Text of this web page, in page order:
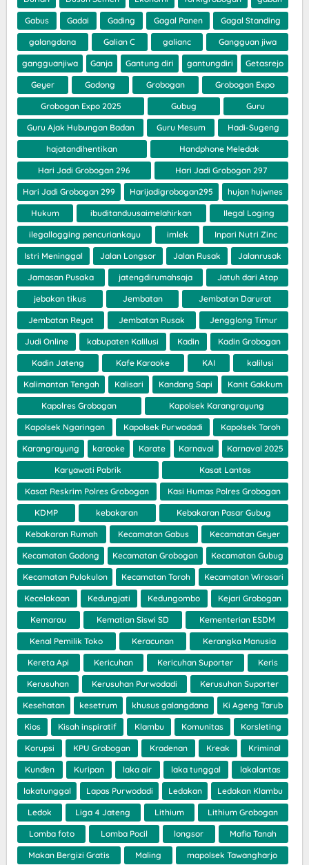
Gabus Gadai Gading Gagal Panen Gagal Standing
galangdana Galian C galianc Gangguan jiwa
gangguanjiwa Ganja Gantung diri gantungdiri Getasrejo
Geyer Godong Grobogan Grobogan Expo
Grobogan Expo 2025 Gubug Guru
Guru Ajak Hubungan Badan Guru Mesum Hadi-Sugeng
hajatandihentikan Handphone Meledak
Hari Jadi Grobogan 296 Hari Jadi Grobogan 297
Hari Jadi Grobogan 299 Harijadigrobogan295 hujan hujwnes
Hukum ibuditanduusaimelahirkan Ilegal Loging
ilegallogging pencuriankayu imlek Inpari Nutri Zinc
Istri Meninggal Jalan Longsor Jalan Rusak Jalanrusak
Jamasan Pusaka jatengdirumahsaja Jatuh dari Atap
jebakan tikus Jembatan Jembatan Darurat
Jembatan Reyot Jembatan Rusak Jengglong Timur
Judi Online kabupaten Kalilusi Kadin Kadin Grobogan
Kadin Jateng Kafe Karaoke KAI kalilusi
Kalimantan Tengah Kalisari Kandang Sapi Kanit Gakkum
Kapolres Grobogan Kapolsek Karangrayung
Kapolsek Ngaringan Kapolsek Purwodadi Kapolsek Toroh
Karangrayung karaoke Karate Karnaval Karnaval 2025
Karyawati Pabrik Kasat Lantas
Kasat Reskrim Polres Grobogan Kasi Humas Polres Grobogan
KDMP kebakaran Kebakaran Pasar Gubug
Kebakaran Rumah Kecamatan Gabus Kecamatan Geyer
Kecamatan Godong Kecamatan Grobogan Kecamatan Gubug
Kecamatan Pulokulon Kecamatan Toroh Kecamatan Wirosari
Kecelakaan Kedungjati Kedungombo Kejari Grobogan
Kemarau Kematian Siswi SD Kementerian ESDM
Kenal Pemilik Toko Keracunan Kerangka Manusia
Kereta Api Kericuhan Kericuhan Suporter Keris
Kerusuhan Kerusuhan Purwodadi Kerusuhan Suporter
Kesehatan kesetrum khusus galangdana Ki Ageng Tarub
Kios Kisah inspiratif Klambu Komunitas Korsleting
Korupsi KPU Grobogan Kradenan Kreak Kriminal
Kunden Kuripan laka air laka tunggal lakalantas
lakatunggal Lapas Purwodadi Ledakan Ledakan Klambu
Ledok Liga 4 Jateng Lithium Lithium Grobogan
Lomba foto Lomba Pocil longsor Mafia Tanah
Makan Bergizi Gratis Maling mapolsek Tawangharjo